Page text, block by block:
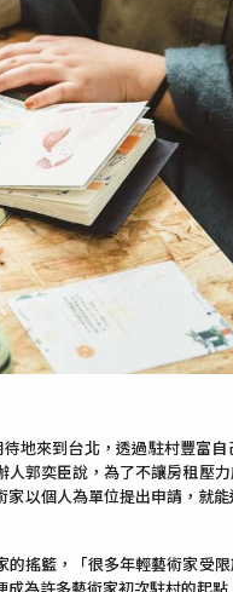
地來到台北，透過駐村豐富
郭奕臣說，為了不讓房租壓
以個人為單位提出申請，就
搖籃，「很多年輕藝術家受